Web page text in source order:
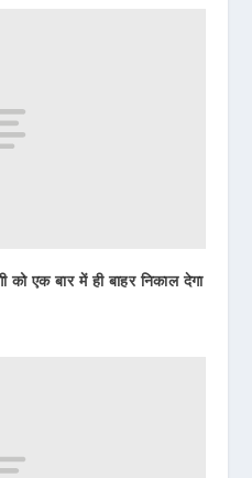
को एक बार में ही बाहर निकाल देगा